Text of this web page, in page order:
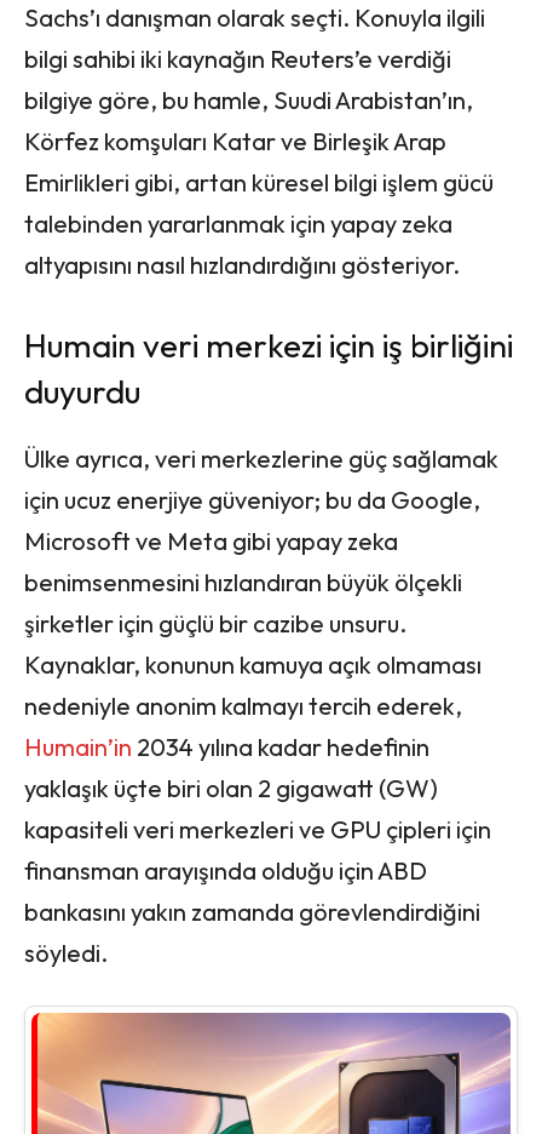
Sachs’ı danışman olarak seçti. Konuyla ilgili
bilgi sahibi iki kaynağın Reuters’e verdiği
bilgiye göre, bu hamle, Suudi Arabistan’ın,
Körfez komşuları Katar ve Birleşik Arap
Emirlikleri gibi, artan küresel bilgi işlem gücü
talebinden yararlanmak için yapay zeka
altyapısını nasıl hızlandırdığını gösteriyor.
Humain veri merkezi için iş birliğini
duyurdu
Ülke ayrıca, veri merkezlerine güç sağlamak
için ucuz enerjiye güveniyor; bu da Google,
Microsoft ve Meta gibi yapay zeka
benimsenmesini hızlandıran büyük ölçekli
şirketler için güçlü bir cazibe unsuru.
Kaynaklar, konunun kamuya açık olmaması
nedeniyle anonim kalmayı tercih ederek,
Humain’in 2034 yılına kadar hedefinin
yaklaşık üçte biri olan 2 gigawatt (GW)
kapasiteli veri merkezleri ve GPU çipleri için
finansman arayışında olduğu için ABD
bankasını yakın zamanda görevlendirdiğini
söyledi.